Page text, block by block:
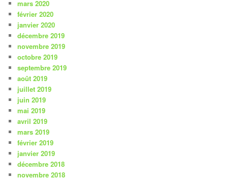
mars 2020
février 2020
janvier 2020
décembre 2019
novembre 2019
octobre 2019
septembre 2019
août 2019
juillet 2019
juin 2019
mai 2019
avril 2019
mars 2019
février 2019
janvier 2019
décembre 2018
novembre 2018